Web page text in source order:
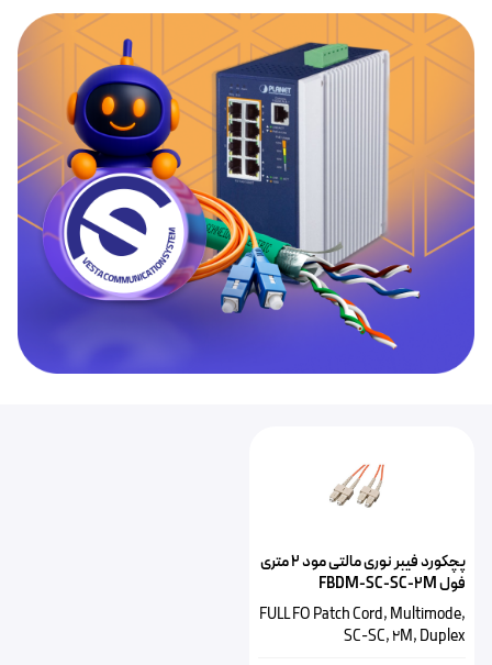
پچکورد فیبر نوری مالتی مود ۲ متری
فول FBDM-SC-SC-2M
FULL FO Patch Cord, Multimode,
SC-SC, 2M, Duplex